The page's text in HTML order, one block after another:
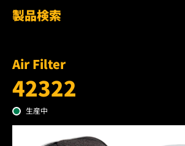
製品検索
Air Filter
42322
生産中